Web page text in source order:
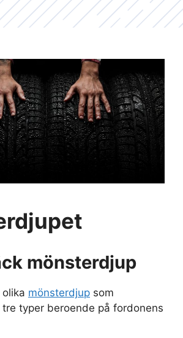
mönsterdjup
mönsterdjup som
typer beroende på fordonens